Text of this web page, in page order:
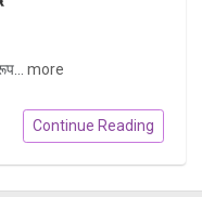
more
Continue Reading